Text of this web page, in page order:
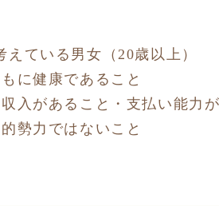
えている男女（20歳以上）
もに健康であること
入があること・支払い能力
的勢力ではないこと